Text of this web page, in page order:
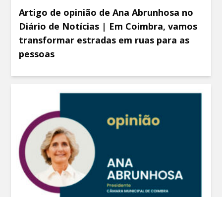
Artigo de opinião de Ana Abrunhosa no
Diário de Notícias | Em Coimbra, vamos
transformar estradas em ruas para as
pessoas